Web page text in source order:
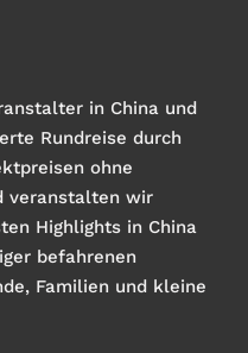
in China und
Rundreise durch
ohne
veranstalten wir
Highlights in China
befahrenen
Familien und kleine